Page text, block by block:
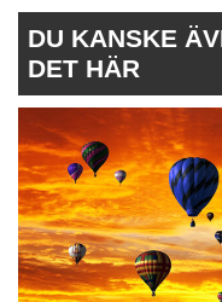
DU KANSKE
DET HÄR